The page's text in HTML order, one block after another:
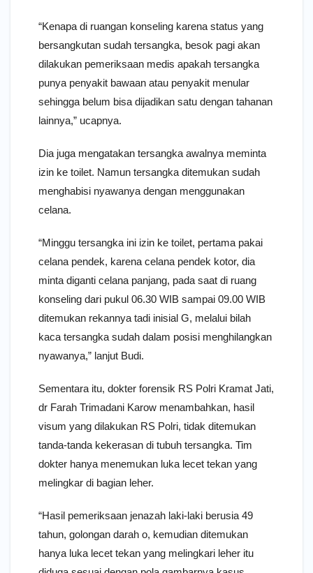
“Kenapa di ruangan konseling karena status yang
bersangkutan sudah tersangka, besok pagi akan
dilakukan pemeriksaan medis apakah tersangka
punya penyakit bawaan atau penyakit menular
sehingga belum bisa dijadikan satu dengan tahanan
lainnya,” ucapnya.
Dia juga mengatakan tersangka awalnya meminta
izin ke toilet. Namun tersangka ditemukan sudah
menghabisi nyawanya dengan menggunakan
celana.
“Minggu tersangka ini izin ke toilet, pertama pakai
celana pendek, karena celana pendek kotor, dia
minta diganti celana panjang, pada saat di ruang
konseling dari pukul 06.30 WIB sampai 09.00 WIB
ditemukan rekannya tadi inisial G, melalui bilah
kaca tersangka sudah dalam posisi menghilangkan
nyawanya,” lanjut Budi.
Sementara itu, dokter forensik RS Polri Kramat Jati,
dr Farah Trimadani Karow menambahkan, hasil
visum yang dilakukan RS Polri, tidak ditemukan
tanda-tanda kekerasan di tubuh tersangka. Tim
dokter hanya menemukan luka lecet tekan yang
melingkar di bagian leher.
“Hasil pemeriksaan jenazah laki-laki berusia 49
tahun, golongan darah o, kemudian ditemukan
hanya luka lecet tekan yang melingkari leher itu